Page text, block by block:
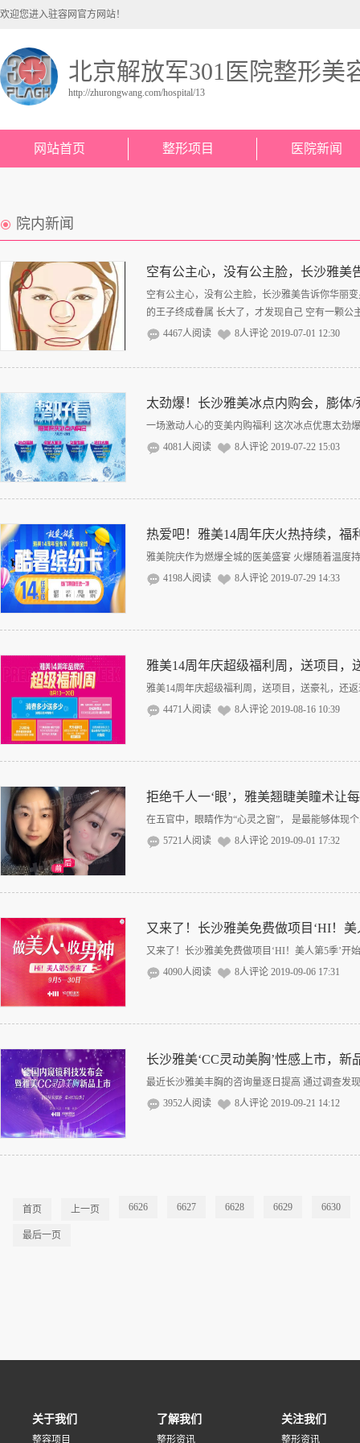
欢迎您进入驻容网官方网站！
北京解放军301医院整形美
http://zhurongwang.com/hospital/13
网站首页 整形项目 医院新闻
院内新闻
空有公主心，没有公主脸，长沙雅美
空有公主心，没有公主脸，长沙雅美告诉你华丽
的王子终成眷属 长大了，才发现自己 空有一颗公
4467人阅读
8人评论 2019-07-01 12:30
太劲爆！长沙雅美冰点内购会，膨体
一场激动人心的变美内购福利 这次冰点优惠太劲
4081人阅读
8人评论 2019-07-22 15:03
热爱吧！雅美14周年庆火热持续，福
雅美院庆作为燃爆全城的医美盛宴 火爆随着温度
4198人阅读
8人评论 2019-07-29 14:33
雅美14周年庆超级福利周，送项目，
雅美14周年庆超级福利周，送项目，送豪礼，还返
4471人阅读
8人评论 2019-08-16 10:39
拒绝千人一‘眼’，雅美翘睫美瞳术让
在五官中，眼睛作为“心灵之窗”， 是最能够体现
5721人阅读
8人评论 2019-09-01 17:32
又来了！长沙雅美免费做项目‘HI！美
又来了！长沙雅美免费做项目‘HI！美人第5季’开
4090人阅读
8人评论 2019-09-06 17:31
长沙雅美‘CC灵动美胸’性感上市，
最近长沙雅美丰胸的咨询量逐日提高 通过调查发
3952人阅读
8人评论 2019-09-21 14:12
首页 上一页 6626 6627 6628 6629 6630
最后一页
关于我们
整容项目
了解我们
整形资讯
关注我们
整形资讯